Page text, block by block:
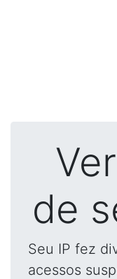
de
Seu IP fez
acessos